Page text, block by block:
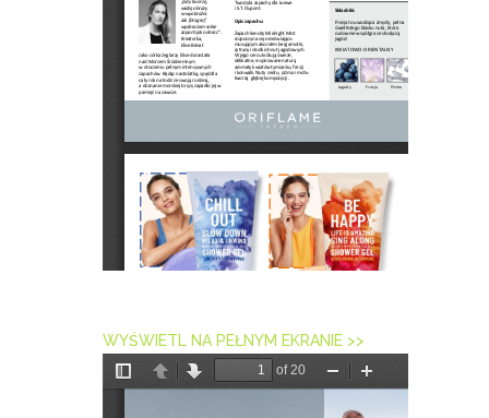
WYŚWIETL NA PEŁNYM EKRANIE >>